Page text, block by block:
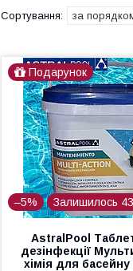
Подарунок
–5% Залишилось
AstralPool
дезінфекції
хімія для басейну